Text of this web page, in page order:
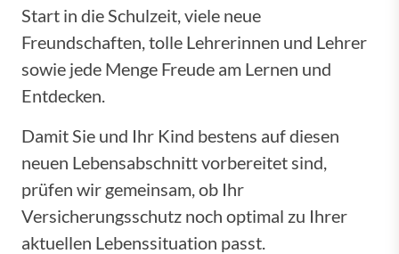
Start in die Schulzeit, viele neue
Freundschaften, tolle Lehrerinnen und Lehrer
sowie jede Menge Freude am Lernen und
Entdecken.
Damit Sie und Ihr Kind bestens auf diesen
neuen Lebensabschnitt vorbereitet sind,
prüfen wir gemeinsam, ob Ihr
Versicherungsschutz noch optimal zu Ihrer
aktuellen Lebenssituation passt.